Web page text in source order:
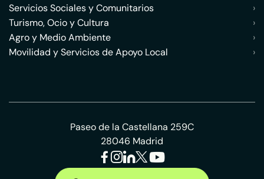
Servicios Sociales y Comunitarios
›
Turismo, Ocio y Cultura
›
Agro y Medio Ambiente
›
Movilidad y Servicios de Apoyo Local
›
Paseo de la Castellana 259C
28046 Madrid